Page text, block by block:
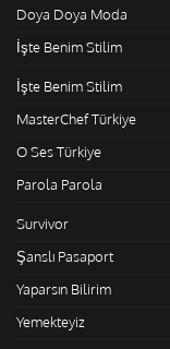
Doya Doya Moda
İşte Benim Stilim
İşte Benim Stilim
MasterChef Türkiye
O Ses Türkiye
Parola Parola
Survivor
Şanslı Pasaport
Yaparsın Bilirim
Yemekteyiz